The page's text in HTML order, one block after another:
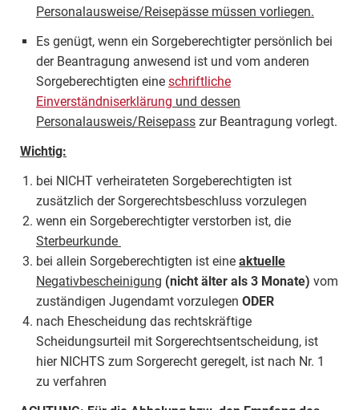
Personalausweise/Reisepässe müssen vorliegen.
Es genügt, wenn ein Sorgeberechtigter persönlich bei
der Beantragung anwesend ist und vom anderen
Sorgeberechtigten eine schriftliche
Einverständniserklärung und dessen
Personalausweis/Reisepass zur Beantragung vorlegt.
Wichtig:
bei NICHT verheirateten Sorgeberechtigten ist
zusätzlich der Sorgerechtsbeschluss vorzulegen
wenn ein Sorgeberechtigter verstorben ist, die
Sterbeurkunde
bei allein Sorgeberechtigten ist eine aktuelle
Negativbescheinigung (nicht älter als 3 Monate) vom
zuständigen Jugendamt vorzulegen ODER
nach Ehescheidung das rechtskräftige
Scheidungsurteil mit Sorgerechtsentscheidung, ist
hier NICHTS zum Sorgerecht geregelt, ist nach Nr. 1
zu verfahren